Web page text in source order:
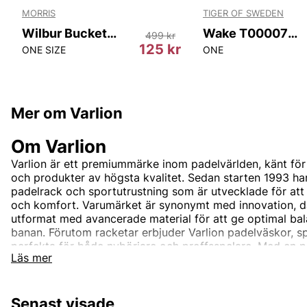
MORRIS
Wilbur Bucket Hat
ONE SIZE 125 kr
499 kr
TIGER OF SWEDEN
Wake T00007 10N
ONE
Mer om Varlion
Läs mer
Om Varlion
Varlion är ett premiummärke inom padelvärlden, känt
och produkter av högsta kvalitet. Sedan starten 1993
padelrack och sportutrustning som är utvecklade för
och komfort. Varumärket är synonymt med innovation,
utformat med avancerade material för att ge optimal
banan. Förutom racketar erbjuder Varlion padelväskor,
perfekta för både nybörjare och proffsspelare. Med en
kvalitet är Varlion ett självklart val för dig som vill
Senast visade